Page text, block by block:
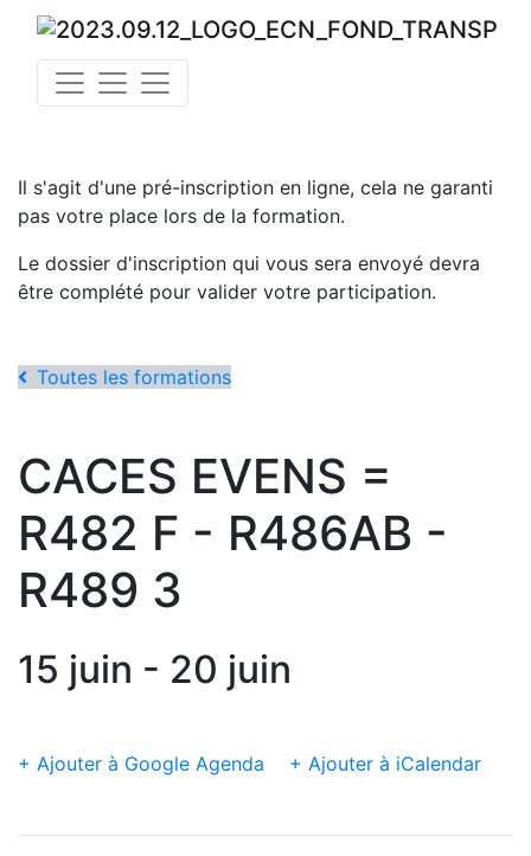
Il s'agit d'une pré-inscription en ligne, cela ne garanti
pas votre place lors de la formation.
Le dossier d'inscription qui vous sera envoyé devra
être complété pour valider votre participation.
Toutes les formations
CACES EVENS =
R482 F - R486AB -
R489 3
15 juin - 20 juin
+ Ajouter à Google Agenda + Ajouter à iCalendar